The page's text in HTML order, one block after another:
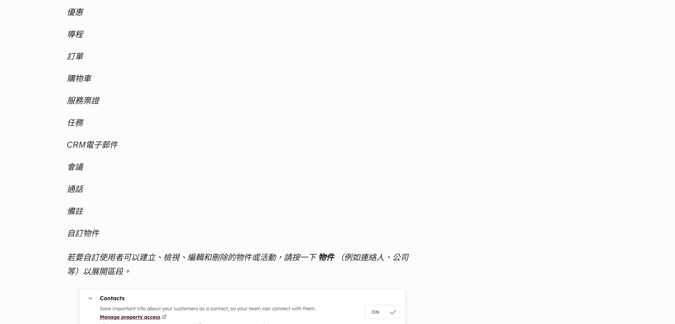
優惠
導程
訂單
購物車
服務票證
任務
CRM電子郵件
會議
通話
備註
自訂物件
若要自訂使用者可以建立、檢視、編輯和刪除的物件或活動，請按一下物件（例如連絡人、公司
等）以展開區段。